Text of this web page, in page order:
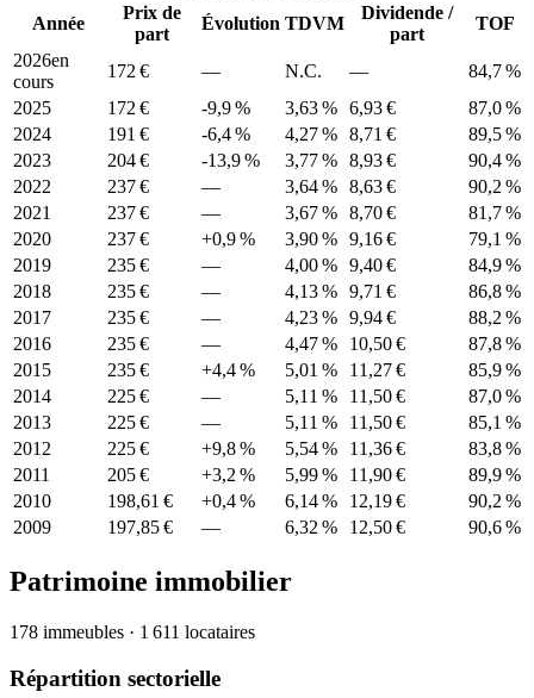
Année
Prix de
part
Évolution TDVM
Dividende /
part
TOF
2026en
cours
172 € — N.C. —
84,7 %
2025
172 € -9,9 % 3,63 % 6,93 €
87,0 %
2024
191 € -6,4 % 4,27 % 8,71 €
89,5 %
2023
204 € -13,9 % 3,77 % 8,93 €
90,4 %
2022
237 € — 3,64 % 8,63 €
90,2 %
2021
237 € — 3,67 % 8,70 €
81,7 %
2020
237 € +0,9 % 3,90 % 9,16 €
79,1 %
2019
235 € — 4,00 % 9,40 €
84,9 %
2018
235 € — 4,13 % 9,71 €
86,8 %
2017
235 € — 4,23 % 9,94 €
88,2 %
2016
235 € — 4,47 % 10,50 €
87,8 %
2015
235 € +4,4 % 5,01 % 11,27 €
85,9 %
2014
225 € — 5,11 % 11,50 €
87,0 %
2013
225 € — 5,11 % 11,50 €
85,1 %
2012
225 € +9,8 % 5,54 % 11,36 €
83,8 %
2011
205 € +3,2 % 5,99 % 11,90 €
89,9 %
2010
198,61 € +0,4 % 6,14 % 12,19 €
90,2 %
2009
197,85 € — 6,32 % 12,50 € 90,6 %
Patrimoine immobilier
178 immeubles · 1 611 locataires
Répartition sectorielle